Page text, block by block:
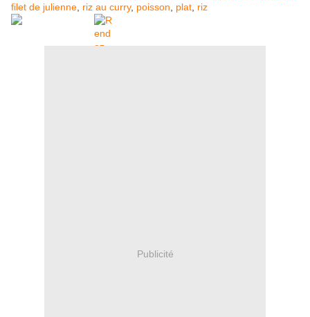
filet de julienne riz au curry, poisson plat riz
Publicité